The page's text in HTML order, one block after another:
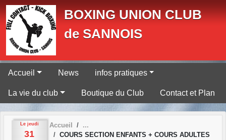
BOXING UNION CLUB
de SANNOIS
Accueil News infos pratiques
La vie du club Boutique du Club Contact et Plan
Le jeudi
31
Accueil
COURS SECTION ENFANTS + COURS ADULTES
Panneau de gestion des cookies